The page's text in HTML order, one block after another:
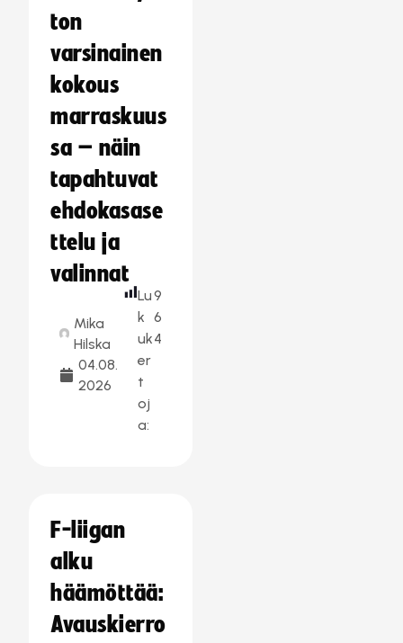
ton
varsinainen
kokous
marraskuus
sa – näin
tapahtuvat
ehdokasase
ttelu ja
valinnat
Mika
Hilska
04.08.
2026
Lu
k
uk
er
t
oj
a:
9
6
4
F-liigan
alku
häämöttää:
Avauskierro